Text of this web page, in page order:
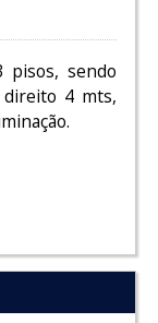
pisos, sendo
4 mts,